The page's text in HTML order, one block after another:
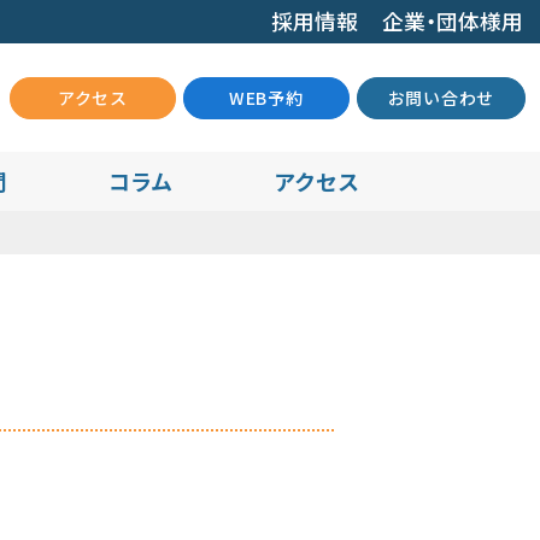
採用情報 企業・団体様用
アクセス WEB予約 お問い合わせ
コラム アクセス